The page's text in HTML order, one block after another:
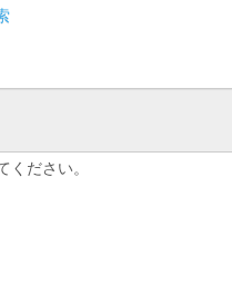
ください。